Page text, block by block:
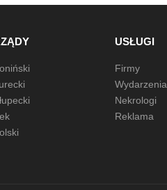
USŁUGI
Firmy
Wydarzenia
Nekrologi
Reklama